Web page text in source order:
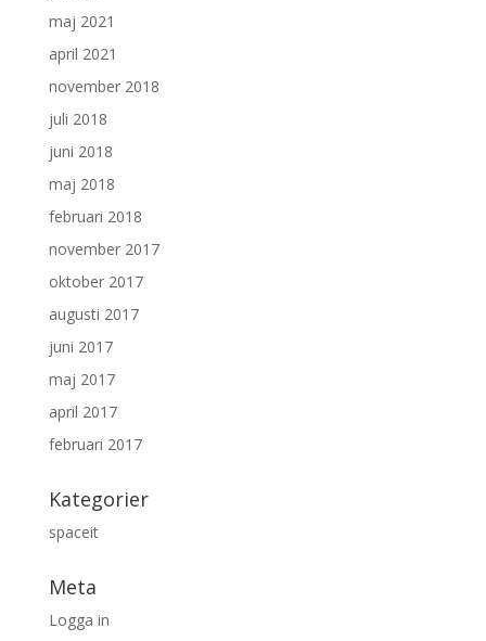
maj 2021
april 2021
november 2018
juli 2018
juni 2018
maj 2018
februari 2018
november 2017
oktober 2017
augusti 2017
juni 2017
maj 2017
april 2017
februari 2017
Kategorier
spaceit
Meta
Logga in